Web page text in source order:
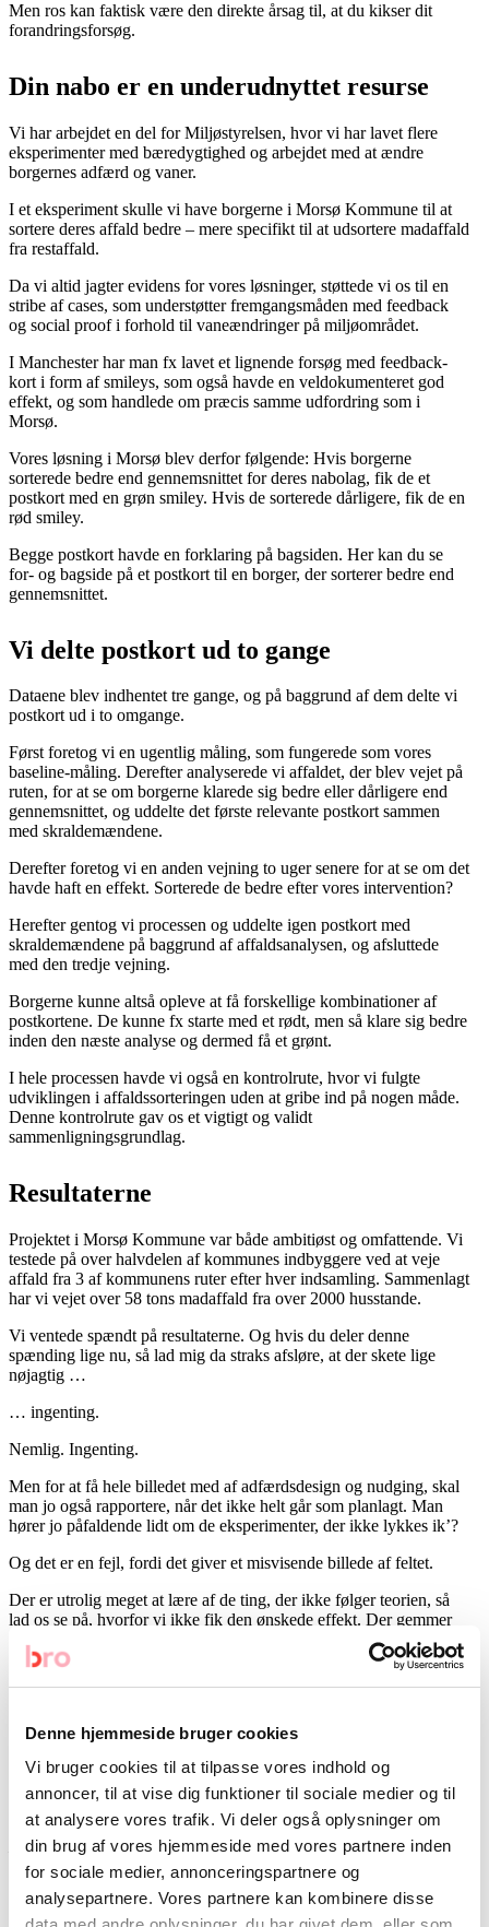
Denne hjemmeside bruger cookies
Vi bruger cookies til at tilpasse vores indhold og
annoncer, til at vise dig funktioner til sociale medier og til
at analysere vores trafik. Vi deler også oplysninger om
din brug af vores hjemmeside med vores partnere inden
for sociale medier, annonceringspartnere og
analysepartnere. Vores partnere kan kombinere disse
Men ros kan faktisk være den direkte årsag til, at du kikser dit
forandringsforsøg.
Din nabo er en underudnyttet resurse
Vi har arbejdet en del for Miljøstyrelsen, hvor vi har lavet flere
eksperimenter med bæredygtighed og arbejdet med at ændre
borgernes adfærd og vaner.
I et eksperiment skulle vi have borgerne i Morsø Kommune til at
sortere deres affald bedre – mere specifikt til at udsortere madaffald
fra restaffald.
Da vi altid jagter evidens for vores løsninger, støttede vi os til en
stribe af cases, som understøtter fremgangsmåden med feedback
og social proof i forhold til vaneændringer på miljøområdet.
I Manchester har man fx lavet et lignende forsøg med feedback-
kort i form af smileys, som også havde en veldokumenteret god
effekt, og som handlede om præcis samme udfordring som i
Morsø.
Vores løsning i Morsø blev derfor følgende: Hvis borgerne
sorterede bedre end gennemsnittet for deres nabolag, fik de et
postkort med en grøn smiley. Hvis de sorterede dårligere, fik de en
rød smiley.
Begge postkort havde en forklaring på bagsiden. Her kan du se
for- og bagside på et postkort til en borger, der sorterer bedre end
gennemsnittet.
Vi delte postkort ud to gange
Dataene blev indhentet tre gange, og på baggrund af dem delte vi
postkort ud i to omgange.
Først foretog vi en ugentlig måling, som fungerede som vores
baseline-måling. Derefter analyserede vi affaldet, der blev vejet på
ruten, for at se om borgerne klarede sig bedre eller dårligere end
gennemsnittet, og uddelte det første relevante postkort sammen
med skraldemændene.
Derefter foretog vi en anden vejning to uger senere for at se om det
havde haft en effekt. Sorterede de bedre efter vores intervention?
Herefter gentog vi processen og uddelte igen postkort med
skraldemændene på baggrund af affaldsanalysen, og afsluttede
med den tredje vejning.
Borgerne kunne altså opleve at få forskellige kombinationer af
postkortene. De kunne fx starte med et rødt, men så klare sig bedre
inden den næste analyse og dermed få et grønt.
I hele processen havde vi også en kontrolrute, hvor vi fulgte
udviklingen i affaldssorteringen uden at gribe ind på nogen måde.
Denne kontrolrute gav os et vigtigt og validt
sammenligningsgrundlag.
Resultaterne
Projektet i Morsø Kommune var både ambitiøst og omfattende. Vi
testede på over halvdelen af kommunes indbyggere ved at veje
affald fra 3 af kommunens ruter efter hver indsamling. Sammenlagt
har vi vejet over 58 tons madaffald fra over 2000 husstande.
Vi ventede spændt på resultaterne. Og hvis du deler denne
spænding lige nu, så lad mig da straks afsløre, at der skete lige
nøjagtig …
… ingenting.
Nemlig. Ingenting.
Men for at få hele billedet med af adfærdsdesign og nudging, skal
man jo også rapportere, når det ikke helt går som planlagt. Man
hører jo påfaldende lidt om de eksperimenter, der ikke lykkes ik’?
Og det er en fejl, fordi det giver et misvisende billede af feltet.
Der er utrolig meget at lære af de ting, der ikke følger teorien, så
lad os se på, hvorfor vi ikke fik den ønskede effekt. Der gemmer
sig nemlig et rigtig brugbart psykologisk princip. Du skal nemlig
passe på med at rose folk.
middle’
Paradoksalt nok var problemet i Morsø Kommune, at alle borgerne
på ruten konsekvent klarede sig bedre end gennemsnittet. Det vil
sige, at vi kun uddelte grønne postkort både første og anden gang
– vi roste kun.
Det kan umiddelbart lyde dejligt, men der er substantielle beviser
for, at lutter ros kan være et problem. Fænomenet kaldes ’the